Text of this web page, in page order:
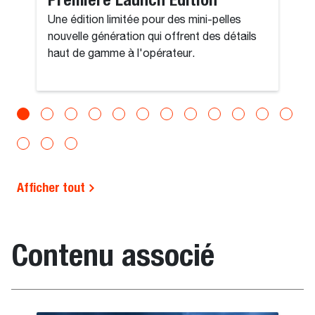
Une édition limitée pour des mini-pelles
nouvelle génération qui offrent des détails
haut de gamme à l'opérateur.
Afficher tout
Contenu associé